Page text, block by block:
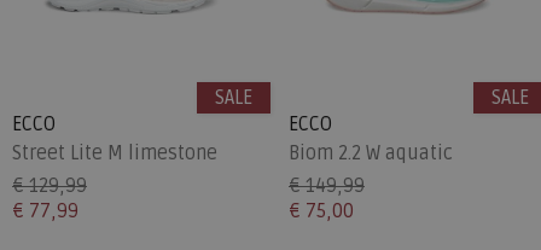
ECCO
Street Lite M limestone
€ 129,99
€ 77,99
SALE
ECCO
Biom 2.2 W aquatic
€ 149,99
€ 75,00
SALE